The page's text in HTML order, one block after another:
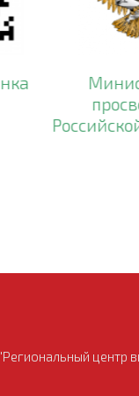
центр